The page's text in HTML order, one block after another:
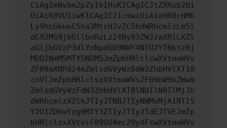
CiAgImNvbmZpZyI6IHsKICAgICJtZXRob2Qi
OiAiR0VUIiwKICAgICJ1cmwiOiAiaHR0cHM6
Ly9hcGkueC5ha3MtcHJvZC5hdWRhcmlzLm5l
dC92MS9jbGllbnRzLzI4Ny93ZWJzaXRlLXZl
aGljbGVzP3dlYnNpdGU9NWY4NTU2YTBkYzBj
MDQ2NmM5MTY5NDM5JmZpbHRlclswXVtmaWVs
ZF09aXNPd24mZmlsdGVyWzBdW3ZhbHVlXT10
cnVlJmZpbHRlclsxXVtmaWVsZF09bW9kZWwm
ZmlsdGVyWzFdW3ZhbHVlXT0lNUIlN0IlMjJh
dWRhcmlzX2lkJTIyJTNBJTIyNWMxMjA1NTI5
Y2U1ZDUwYzg0MTY3ZTIyJTIyJTdEJTVEJmZp
bHRlclsxXVtvcF09SU4mc29ydFswXVtmaWVs